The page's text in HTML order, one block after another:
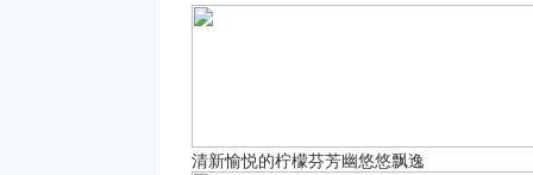
清新愉悦的柠檬芬芳幽悠悠飘逸